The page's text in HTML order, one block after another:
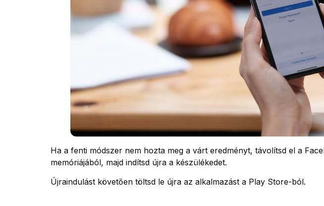
Ha a fenti módszer nem hozta meg a várt eredményt, távolítsd el a
memóriájából, majd indítsd újra a készülékedet.
Újraindulást követően töltsd le újra az alkalmazást a Play Store-ból.